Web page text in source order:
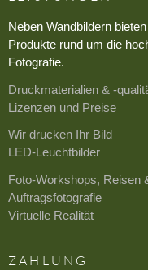
Neben Wandbildern
Produkte rund um die
Fotografie.
Druckmaterialien & -
Lizenzen und Preise
Wir drucken Ihr Bild
LED-Leuchtbilder
Foto-Workshops, Reisen
Auftragsfotografie
Virtuelle Realität
ZAHLUNG